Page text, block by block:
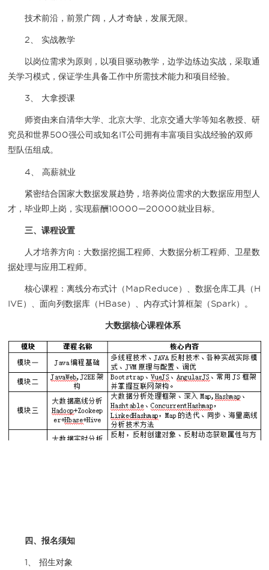
技术前沿，前景广阔，人才奇缺，发展无限。
2、 实战教学
以岗位需求为原则，以项目驱动教学，边学边练边实战，采取通
关学习模式，保证学生具备工作中所需技术能力和项目经验。
3、 大拿授课
师资由来自清华大学、北京大学、北京交通大学等知名教授、研
究员和世界500强公司或知名IT公司拥有丰富项目实战经验的双师
型队伍组成。
4、 高薪就业
紧密结合国家大数据发展趋势，培养岗位需求的大数据应用型人
才，毕业即上岗，实现薪酬10000—20000就业目标。
三、课程设置
人才培养方向：大数据挖掘工程师、大数据分析工程师、卫星数
据处理与应用工程师。
核心课程：离线分布式计（MapReduce）、数据仓库工具（H
IVE）、面向列数据库（HBase）、内存式计算框架（Spark）。
大数据核心课程体系
四、报名须知
1、 招生对象